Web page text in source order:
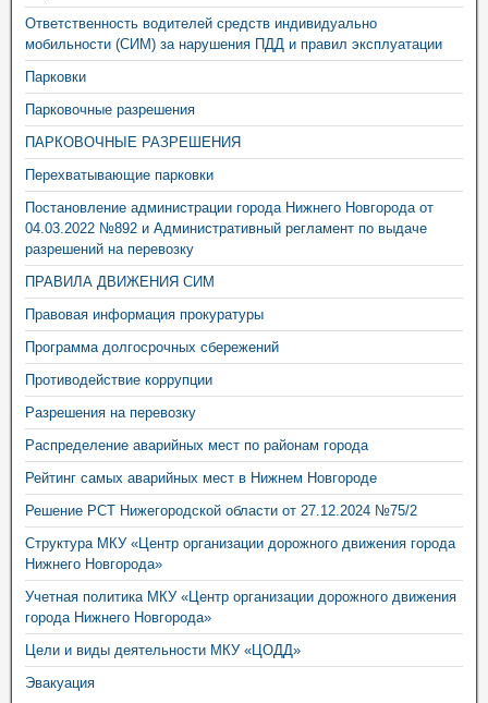
Ответственность водителей средств индивидуально
мобильности (СИМ) за нарушения ПДД и правил эксплуатации
Парковки
Парковочные разрешения
ПАРКОВОЧНЫЕ РАЗРЕШЕНИЯ
Перехватывающие парковки
Постановление администрации города Нижнего Новгорода от
04.03.2022 №892 и Административный регламент по выдаче
разрешений на перевозку
ПРАВИЛА ДВИЖЕНИЯ СИМ
Правовая информация прокуратуры
Программа долгосрочных сбережений
Противодействие коррупции
Разрешения на перевозку
Распределение аварийных мест по районам города
Рейтинг самых аварийных мест в Нижнем Новгороде
Решение РСТ Нижегородской области от 27.12.2024 №75/2
Структура МКУ «Центр организации дорожного движения города
Нижнего Новгорода»
Учетная политика МКУ «Центр организации дорожного движения
города Нижнего Новгорода»
Цели и виды деятельности МКУ «ЦОДД»
Эвакуация